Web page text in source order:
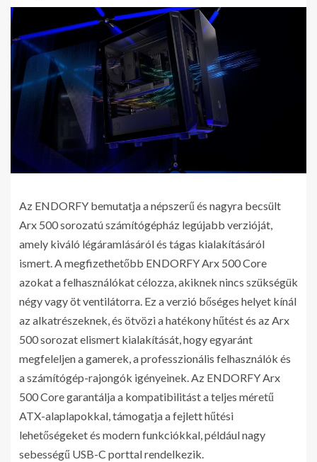
Az ENDORFY bemutatja a népszerű és nagyra becsült
Arx 500 sorozatú számítógépház legújabb verzióját,
amely kiváló légáramlásáról és tágas kialakításáról
ismert. A megfizethetőbb ENDORFY Arx 500 Core
azokat a felhasználókat célozza, akiknek nincs szükségük
négy vagy öt ventilátorra. Ez a verzió bőséges helyet kínál
az alkatrészeknek, és ötvözi a hatékony hűtést és az Arx
500 sorozat elismert kialakítását, hogy egyaránt
megfeleljen a gamerek, a professzionális felhasználók és
a számítógép-rajongók igényeinek. Az ENDORFY Arx
500 Core garantálja a kompatibilitást a teljes méretű
ATX-alaplapokkal, támogatja a fejlett hűtési
lehetőségeket és modern funkciókkal, például nagy
sebességű USB-C porttal rendelkezik.